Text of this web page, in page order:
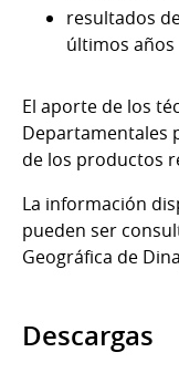
resultados
últimos años
El aporte de los
Departamentales
de los productos
La información
pueden ser
Geográfica de
Descargas